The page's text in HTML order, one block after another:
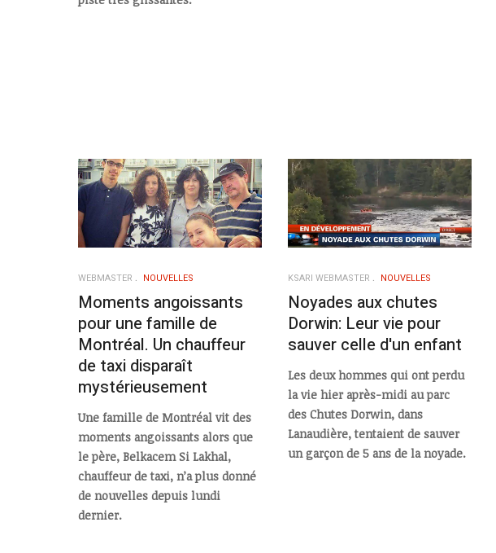
WEBMASTER NOUVELLES
Moments angoissants
pour une famille de
Montréal. Un chauffeur
de taxi disparaît
mystérieusement
Une famille de Montréal vit des
moments angoissants alors que
le père, Belkacem Si Lakhal,
chauffeur de taxi, n’a plus donné
de nouvelles depuis lundi
dernier.
KSARI WEBMASTER NOUVELLES
Noyades aux chutes
Dorwin: Leur vie pour
sauver celle d'un enfant
Les deux hommes qui ont perdu
la vie hier après-midi au parc
des Chutes Dorwin, dans
Lanaudière, tentaient de sauver
un garçon de 5 ans de la noyade.